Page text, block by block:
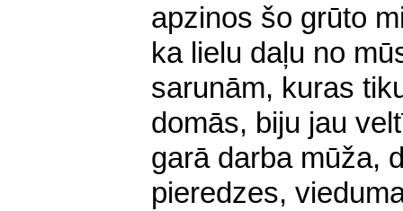
apzinos šo grūto
ka lielu daļu no
sarunām, kuras
domās, biju jau
garā darba mūža,
pieredzes,